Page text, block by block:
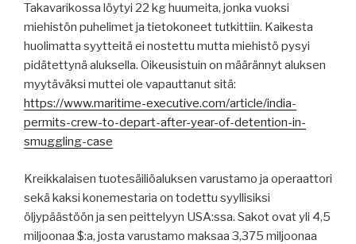
Takavarikossa löytyi 22 kg huumeita, jonka vuoksi
miehistön puhelimet ja tietokoneet tutkittiin. Kaikesta
huolimatta syytteitä ei nostettu mutta miehistö pysyi
pidätettynä aluksella. Oikeusistuin on määrännyt aluksen
myytäväksi muttei ole vapauttanut sitä:
https://www.maritime-executive.com/article/india-
permits-crew-to-depart-after-year-of-detention-in-
smuggling-case
Kreikkalaisen tuotesäiliöaluksen varustamo ja operaattori
sekä kaksi konemestaria on todettu syyllisiksi
öljypäästöön ja sen peittelyyn USA:ssa. Sakot ovat yli 4,5
miljoonaa $:a, josta varustamo maksaa 3,375 miljoonaa